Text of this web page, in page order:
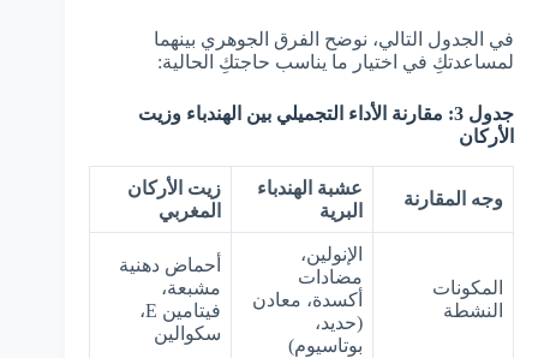
في الجدول التالي، نوضح الفرق الجوهري بينهما
لمساعدتكِ في اختيار ما يناسب حاجتكِ الحالية:
جدول 3: مقارنة الأداء التجميلي بين الهندباء وزيت
الأركان
وجه المقارنة
عشبة الهندباء
البرية
زيت الأركان
المغربي
المكونات
النشطة
الإنولين،
مضادات
أكسدة، معادن
(حديد،
بوتاسيوم)
أحماض دهنية
مشبعة،
فيتامين E،
سكوالين